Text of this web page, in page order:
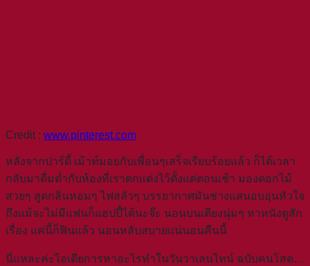
Credit : www.pinterest.com
หลังจากปาร์ตี้ เม้าท์มอยกับเพื่อนๆเสร็จเรียบร้อยแล้ว ก็ได้เวลา
กลับมาดื่มด่ำกับห้องที่เราตกแต่งไว้ตั้งแต่ตอนเช้า มองดอกไม้
สวยๆ สูดกลิ่นหอมๆ ไฟสลัวๆ บรรยากาศมันช่างแสนอบอุ่นหัวใจ
ถึงแม้จะไม่มีแฟนก็แฮปปี้ได้นะจ๊ะ นอนบนเตียงนุ่มๆ หาหนังดูสัก
เรื่อง แค่นี้ก็ฟินแล้ว นอนหลับสบายแน่นอนคืนนี้
นี่แหละค่ะไอเดียการหาอะไรทำในวันวาเลนไทน์ ฉบับคนโสด…